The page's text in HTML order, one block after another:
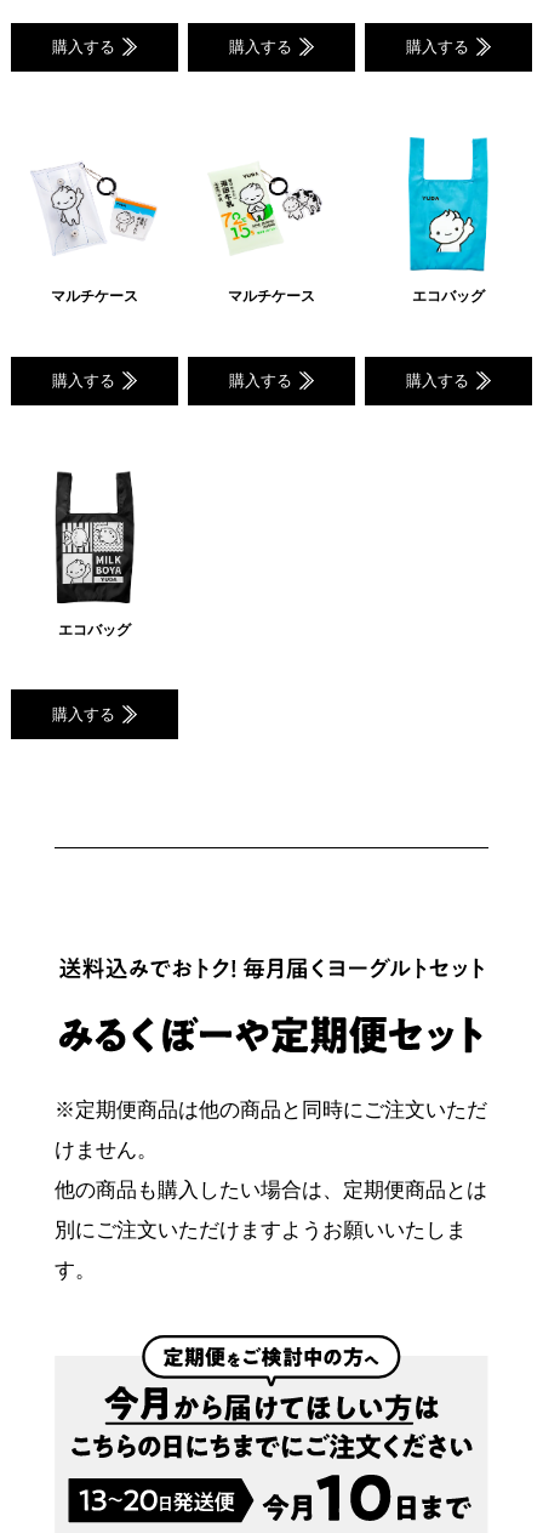
購入する 購入する 購入する
マルチケース
購入する
マルチケース
購入する
エコバッグ
購入する
エコバッグ
購入する
※定期便商品は他の商品と同時にご注文いただ
けません。
他の商品も購入したい場合は、定期便商品とは
別にご注文いただけますようお願いいたしま
す。